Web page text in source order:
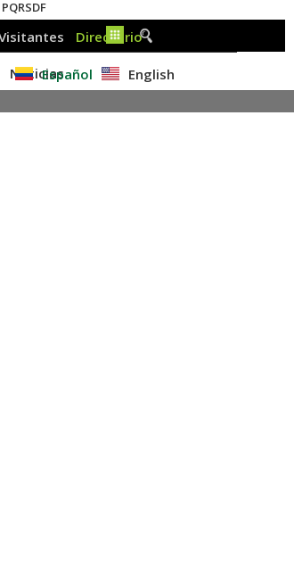
Español English